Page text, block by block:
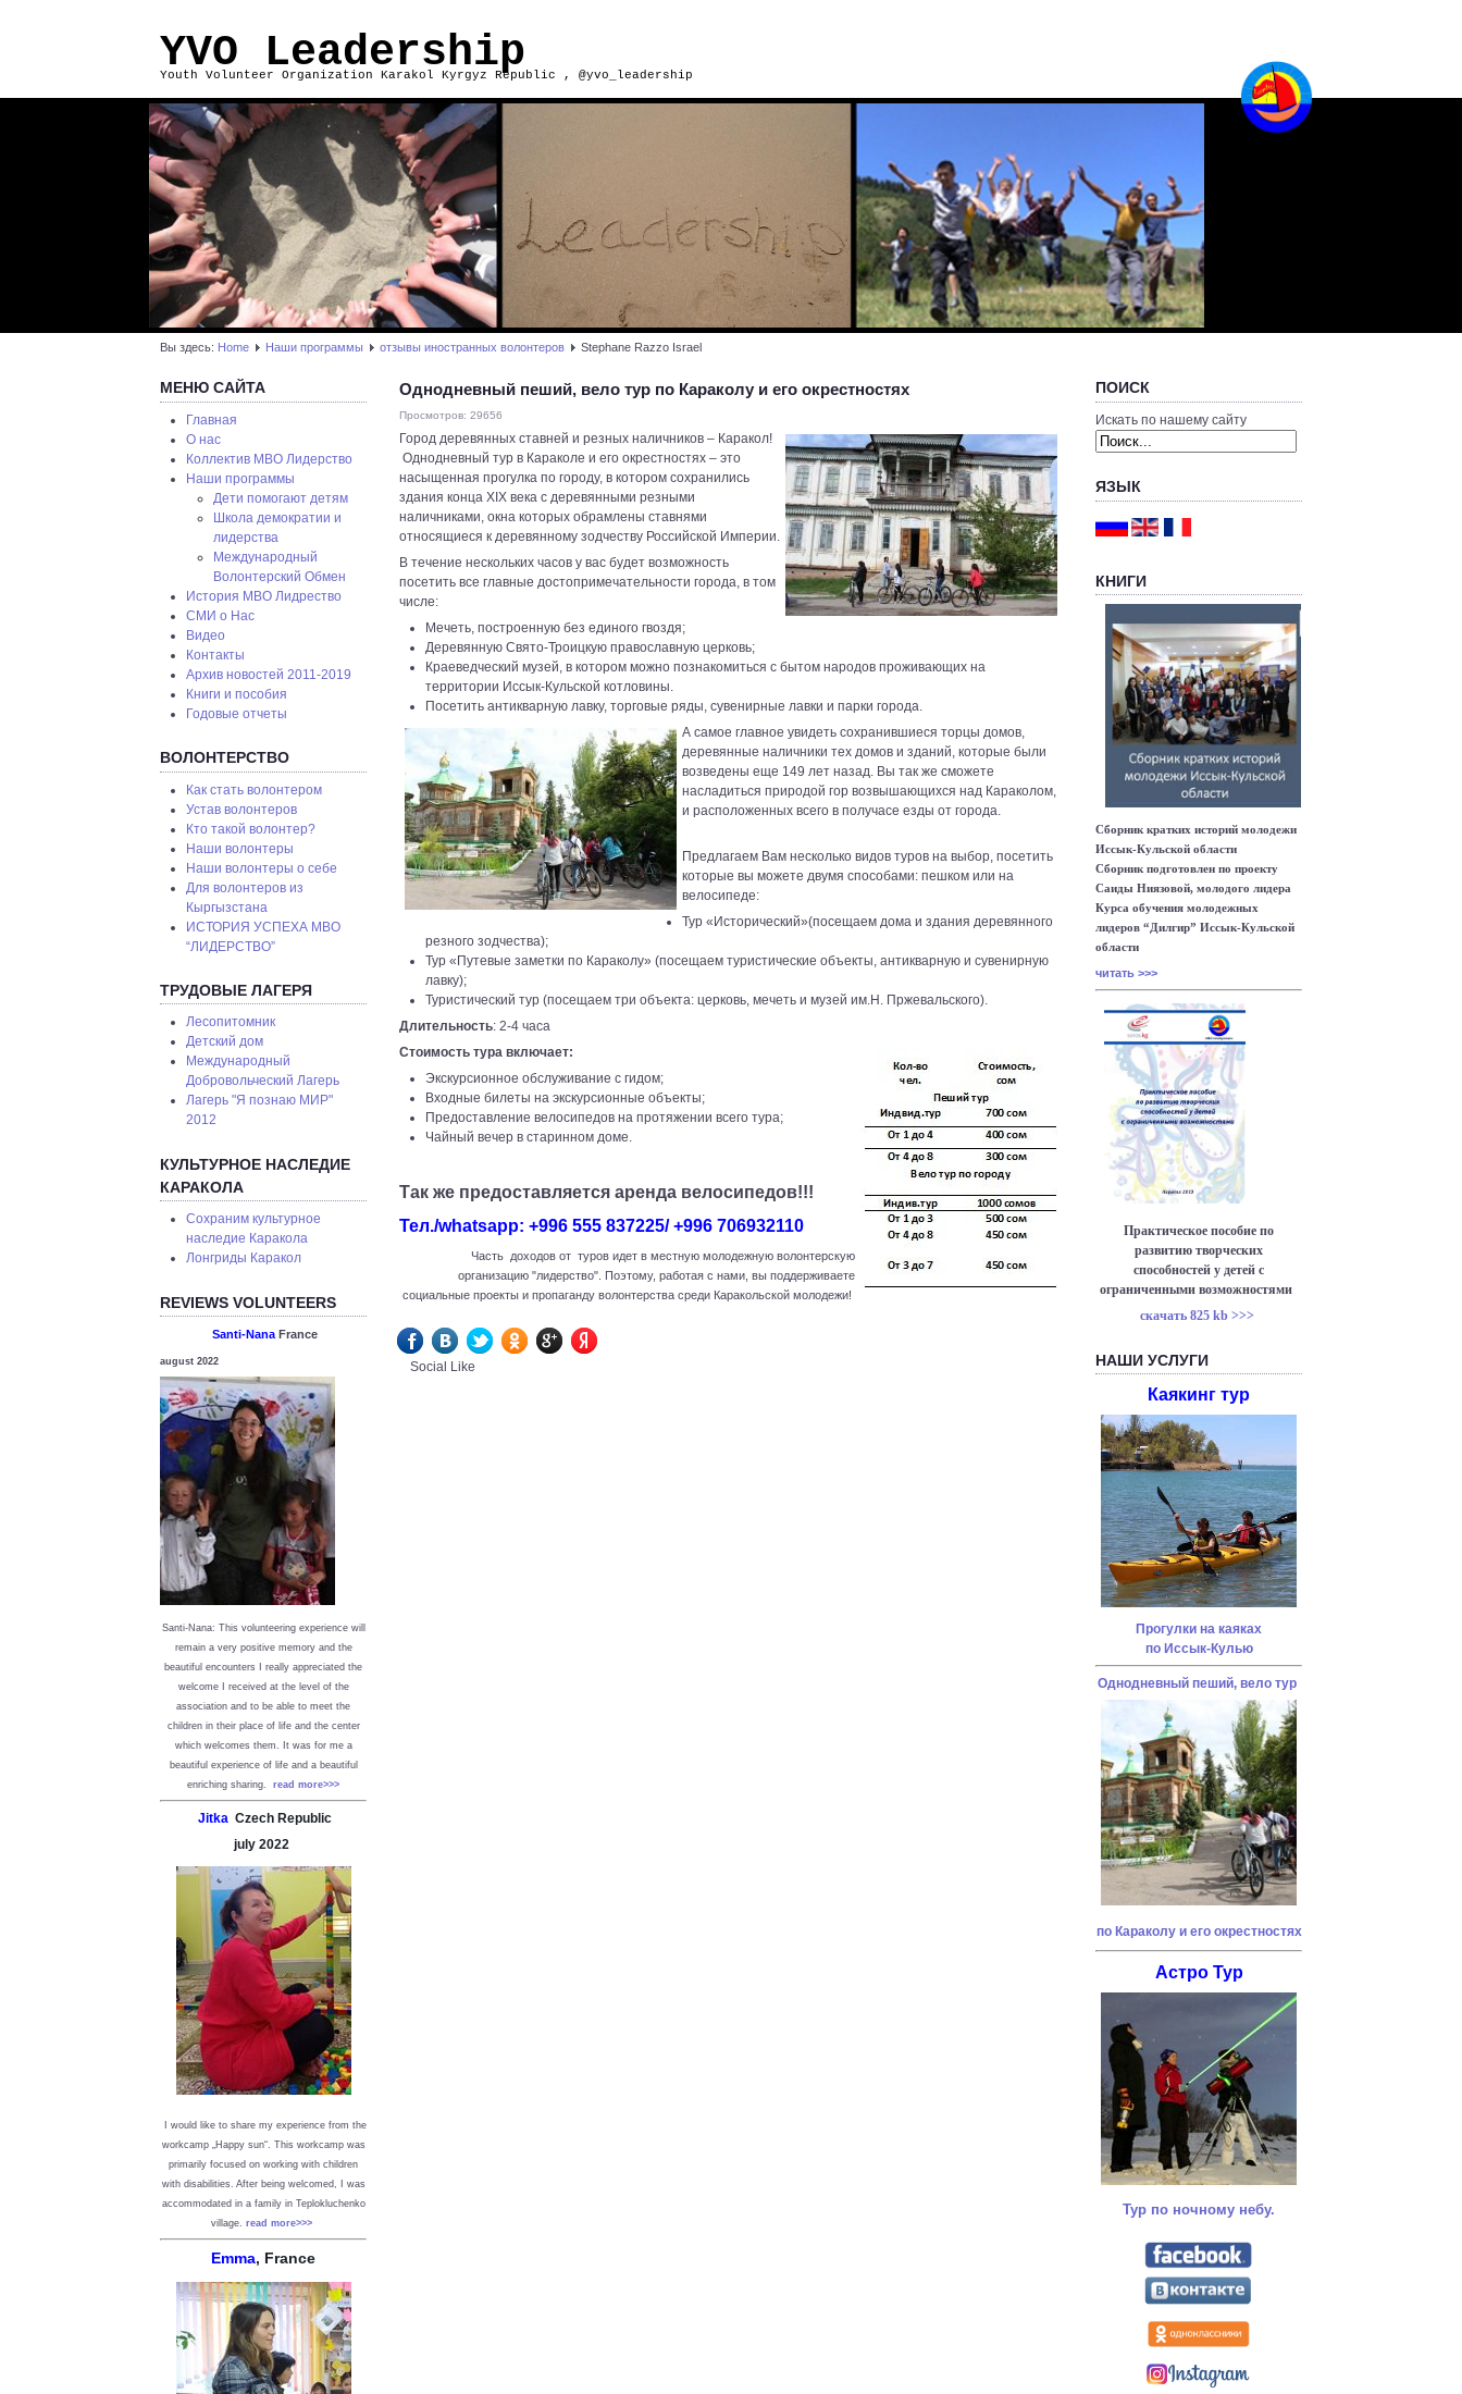
YVO Leadership
Youth Volunteer Organization Karakol Kyrgyz Republic , @yvo_leadership
Вы здесь: Home Наши программы отзывы иностранных волонтеров Stephane Razzo Israel
МЕНЮ САЙТА
Главная
О нас
Коллектив МВО Лидерство
Наши программы
Дети помогают детям
Школа демократии и
лидерства
Международный
Волонтерский Обмен
История МВО Лидрество
СМИ о Нас
Видео
Контакты
Архив новостей 2011-2019
Книги и пособия
Годовые отчеты
ВОЛОНТЕРСТВО
Как стать волонтером
Устав волонтеров
Кто такой волонтер?
Наши волонтеры
Наши волонтеры о себе
Для волонтеров из
Кыргызстана
ИСТОРИЯ УСПЕХА МВО
“ЛИДЕРСТВО”
ТРУДОВЫЕ ЛАГЕРЯ
Лесопитомник
Детский дом
Международный
Добровольческий Лагерь
Лагерь "Я познаю МИР"
2012
КУЛЬТУРНОЕ НАСЛЕДИЕ
КАРАКОЛА
Сохраним культурное
наследие Каракола
Лонгриды Каракол
REVIEWS VOLUNTEERS
Santi-Nana France
august 2022
Santi-Nana: This volunteering experience will
remain a very positive memory and the
beautiful encounters I really appreciated the
welcome I received at the level of the
association and to be able to meet the
children in their place of life and the center
which welcomes them. It was for me a
beautiful experience of life and a beautiful
enriching sharing. read more>>>
Jitka Czech Republic
july 2022
I would like to share my experience from the
workcamp „Happy sun“. This workcamp was
primarily focused on working with children
with disabilities. After being welcomed, I was
accommodated in a family in Teplokluchenko
village. read more>>>
Emma, France
Однодневный пеший, вело тур по Караколу и его окрестностях
Просмотров: 29656
Город деревянных ставней и резных наличников – Каракол!
Однодневный тур в Караколе и его окрестностях – это
насыщенная прогулка по городу, в котором сохранились
здания конца XIX века с деревянными резными
наличниками, окна которых обрамлены ставнями
относящиеся к деревянному зодчеству Российской Империи.
В течение нескольких часов у вас будет возможность
посетить все главные достопримечательности города, в том
числе:
Мечеть, построенную без единого гвоздя;
Деревянную Свято-Троицкую православную церковь;
Краеведческий музей, в котором можно познакомиться с бытом народов проживающих на
территории Иссык-Кульской котловины.
Посетить антикварную лавку, торговые ряды, сувенирные лавки и парки города.
А самое главное увидеть сохранившиеся торцы домов,
деревянные наличники тех домов и зданий, которые были
возведены еще 149 лет назад. Вы так же сможете
насладиться природой гор возвышающихся над Караколом,
и расположенных всего в получасе езды от города.
Предлагаем Вам несколько видов туров на выбор, посетить
которые вы можете двумя способами: пешком или на
велосипеде:
Тур «Исторический»(посещаем дома и здания деревянного
резного зодчества);
Тур «Путевые заметки по Караколу» (посещаем туристические объекты, антикварную и сувенирную
лавку);
Туристический тур (посещаем три объекта: церковь, мечеть и музей им.Н. Пржевальского).
Длительность: 2-4 часа
Стоимость тура включает:
Экскурсионное обслуживание с гидом;
Входные билеты на экскурсионные объекты;
Предоставление велосипедов на протяжении всего тура;
Чайный вечер в старинном доме.
Так же предоставляется аренда велосипедов!!!
Тел./whatsapp: +996 555 837225/ +996 706932110
Часть доходов от туров идет в местную молодежную волонтерскую
организацию "лидерство". Поэтому, работая с нами, вы поддерживаете
социальные проекты и пропаганду волонтерства среди Каракольской молодежи!
Social Like
ПОИСК
Искать по нашему сайту
ЯЗЫК
КНИГИ
Сборник кратких историй молодежи
Иссык-Кульской области
Сборник подготовлен по проекту
Саиды Ниязовой, молодого лидера
Курса обучения молодежных
лидеров “Дилгир” Иссык-Кульской
области
читать >>>
Практическое пособие по
развитию творческих
способностей у детей с
ограниченными возможностями
скачать 825 kb >>>
НАШИ УСЛУГИ
Каякинг тур
Прогулки на каяках
по Иссык-Кулью
Однодневный пеший, вело тур
по Караколу и его окрестностях
Астро Тур
Тур по ночному небу.